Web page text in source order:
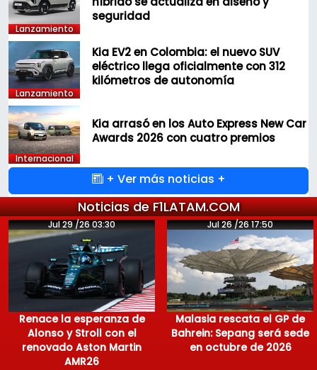
Lanzamiento
seguridad
Lanzamiento
Kia EV2 en Colombia: el nuevo SUV
eléctrico llega oficialmente con 312
kilómetros de autonomía
Internacional
Kia arrasó en los Auto Express New Car
Awards 2026 con cuatro premios
+ Ver más noticias +
Noticias de F1LATAM.COM
Jul 29 /26 03:30
Renace la esperanza de
Alonso y Stroll con el
renovado Aston Martin
AMR26
Jul 26 /26 17:50
Malasia rescata el GP de
Bahrein: Sepang será sede
en octubre de 2026